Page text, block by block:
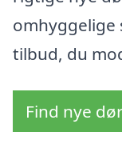
omhyggelige
tilbud, du
Find nye